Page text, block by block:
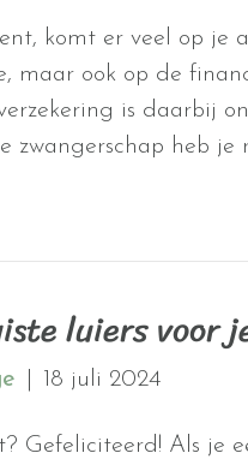
komt er veel op je
maar ook op de
is daarbij
zwangerschap heb
luiers voor
18 juli 2024
Gefeliciteerd! Als